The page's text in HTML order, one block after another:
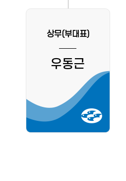
상무(부대표)
우동근